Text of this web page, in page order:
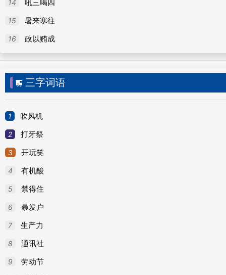
网络解释：
审理，指审讯处理；审查和处理案件。语出《金史
事於 泰和殿 。”
审理的字义
审读音：shěn
1. 详细，周密：审慎。审视。
3. 讯问案件：审
4. 知道：不审近况如何？
14 吼三喝四
15 暑来寒往
16 政以贿成
 三字词语
1 吹风机
2 打牙祭
3 开玩笑
4 有机酸
5 禁得住
6 暴发户
7 生产力
8 通讯社
9 劳动节